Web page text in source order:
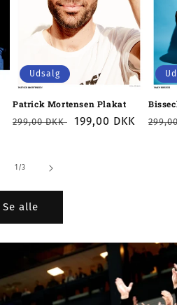
Udsalg
Patrick Mortensen Plakat
Normalpris
299,00 DKK Udsalgspris
199,00 DKK
1 /af
3
Se alle